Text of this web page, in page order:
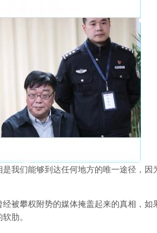
我们能够到达任何地方的唯一途径，
被攀权附势的媒体掩盖起来的真相，
肋。